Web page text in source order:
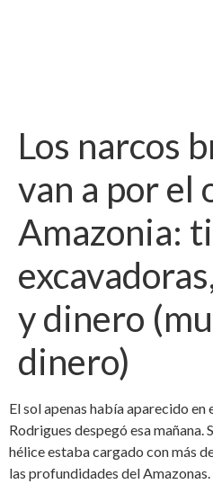
Los narcos
van a por el
Amazonia:
y dinero
dinero)
El sol apenas había aparecido
Rodrigues despegó esa mañana.
hélice estaba cargado con más
las profundidades del